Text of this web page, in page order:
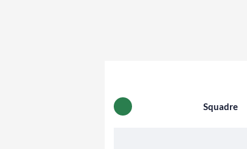
Squadre